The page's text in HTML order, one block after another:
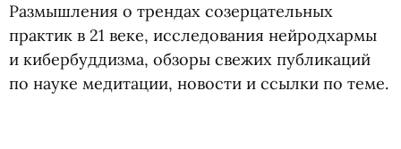
Размышления о трендах созерцательных
практик в 21 веке, исследования нейродхармы
и кибербуддизма, обзоры свежих публикаций
по науке медитации, новости и ссылки по теме.